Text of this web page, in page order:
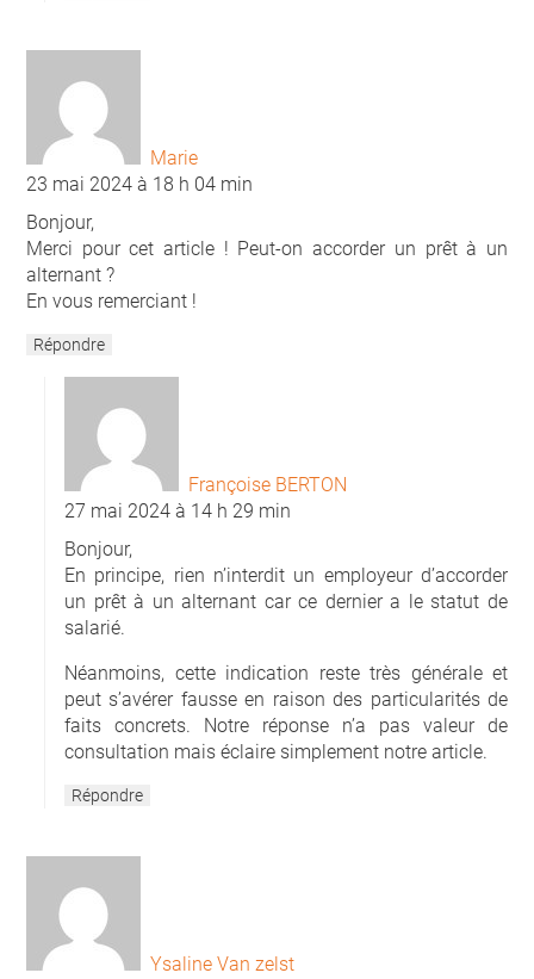
Marie
23 mai 2024 à 18 h 04 min
Bonjour,
Merci pour cet article ! Peut-on accorder un prêt à un
alternant ?
En vous remerciant !
Répondre
Françoise BERTON
27 mai 2024 à 14 h 29 min
Bonjour,
En principe, rien n’interdit un employeur d’accorder
un prêt à un alternant car ce dernier a le statut de
salarié.
Néanmoins, cette indication reste très générale et
peut s’avérer fausse en raison des particularités de
faits concrets. Notre réponse n’a pas valeur de
consultation mais éclaire simplement notre article.
Répondre
Ysaline Van zelst